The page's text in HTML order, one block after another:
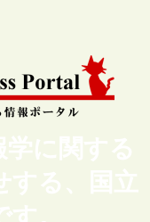
学に関する
する、国立
。